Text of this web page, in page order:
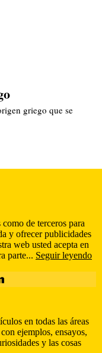
griego que se
de terceros para
y ofrecer publicidades
web usted acepta en
parte... Seguir leyendo
en todas las áreas
ejemplos, ensayos,
y las cosas